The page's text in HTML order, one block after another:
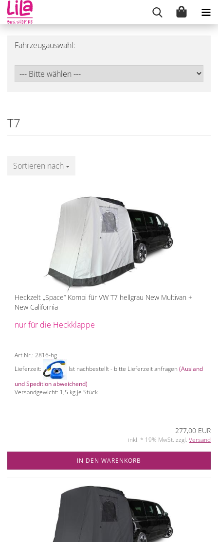
Fahrzeugauswahl:
T7
Sortieren nach
Sortieren nach
Heckzelt „Space“ Kombi für VW T7 hellgrau New Multivan +
New California
nur für die Heckklappe
Art.Nr.: 2816-hg
Lieferzeit:
Ist nachbestellt - bitte Lieferzeit anfragen (Ausland
und Spedition abweichend)
Versandgewicht: 1,5 kg je Stück
277,00 EUR
inkl. * 19% MwSt. zzgl. Versand
IN DEN WARENKORB